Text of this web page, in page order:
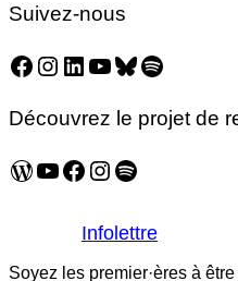
Suivez-nous
Facebook
Instagram
LinkedIn
YouTube
Bluesky
Spotify
Découvrez le projet de
WordPress
YouTube
Facebook
Instagram
Spotify
Infolettre
Soyez les premier·ères à